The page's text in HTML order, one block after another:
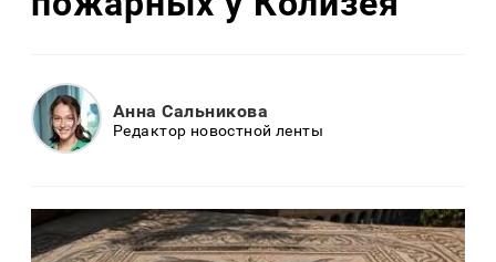
Анна Сальникова
Редактор новостной ленты